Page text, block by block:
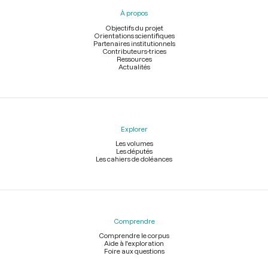
À propos
Objectifs du projet
Orientations scientifiques
Partenaires institutionnels
Contributeurs-trices
Ressources
Actualités
Explorer
Les volumes
Les députés
Les cahiers de doléances
Comprendre
Comprendre le corpus
Aide à l'exploration
Foire aux questions